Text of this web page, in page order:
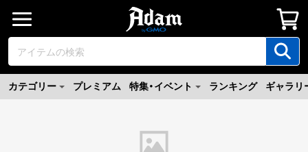
カテゴリー プレミアム 特集・イベント ランキング ギャラリ